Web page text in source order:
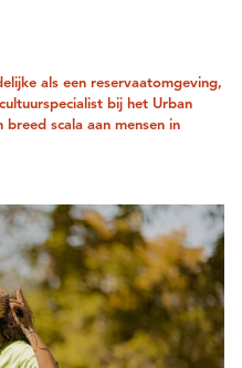
als een reservaatomgeving,
bij het Urban
scala aan mensen in